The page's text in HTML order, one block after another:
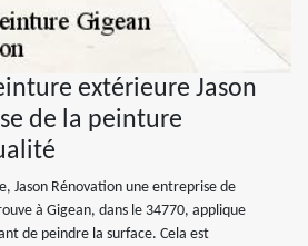
extérieure Jason
de la peinture
Jason Rénovation une entreprise de
à Gigean, dans le 34770, applique
de peindre la surface. Cela est